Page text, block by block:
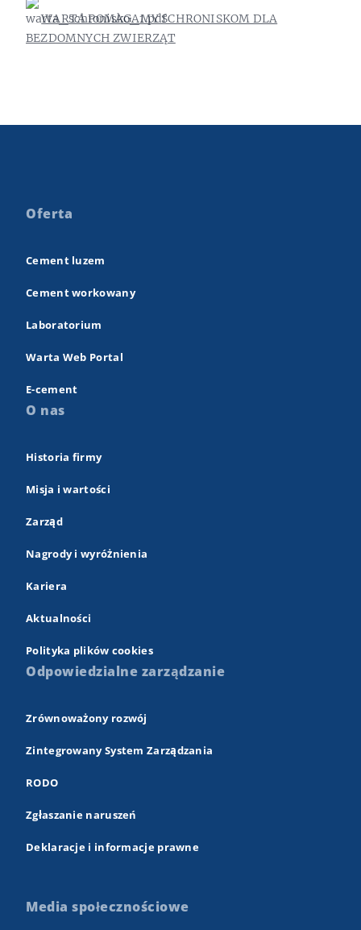
WARTA POMAGAMY SCHRONISKOM DLA
BEZDOMNYCH ZWIERZĄT
Oferta
Cement luzem
Cement workowany
Laboratorium
Warta Web Portal
E-cement
O nas
Historia firmy
Misja i wartości
Zarząd
Nagrody i wyróżnienia
Kariera
Aktualności
Polityka plików cookies
Odpowiedzialne zarządzanie
Zrównoważony rozwój
Zintegrowany System Zarządzania
RODO
Zgłaszanie naruszeń
Deklaracje i informacje prawne
Media społecznościowe